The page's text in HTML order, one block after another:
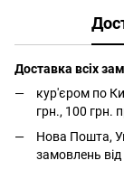
Доставка всіх
кур'єром по
грн., 100 грн.
Нова Пошта,
замовлень від